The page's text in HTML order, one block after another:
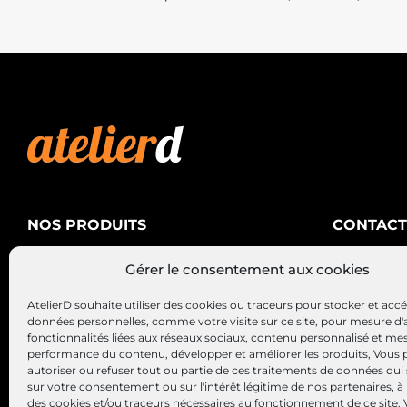
Gérer le consentement aux cookies
AtelierD souhaite utiliser des cookies ou traceurs pour stocker et
données personnelles, comme votre visite sur ce site, pour mesure
fonctionnalités liées aux réseaux sociaux, contenu personnalisé et
performance du contenu, développer et améliorer les produits, Vous
autoriser ou refuser tout ou partie de ces traitements de données qui
sur votre consentement ou sur l'intérêt légitime de nos partenaires, à
des cookies et/ou traceurs nécessaires au fonctionnement de ce site.
NOS PRODUITS
Alternateurs – Démarreurs
CONTACT
AtelierD
88200
03 29 22 34